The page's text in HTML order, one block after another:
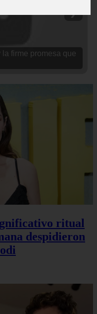
firme promesa que
ritual
despidieron